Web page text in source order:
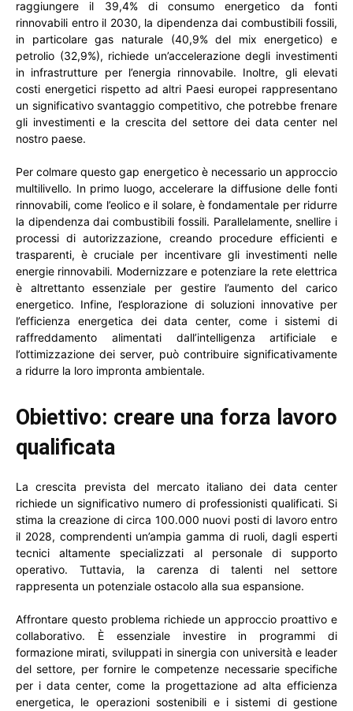
raggiungere il 39,4% di consumo energetico da fonti
rinnovabili entro il 2030, la dipendenza dai combustibili fossili,
in particolare gas naturale (40,9% del mix energetico) e
petrolio (32,9%), richiede un’accelerazione degli investimenti
in infrastrutture per l’energia rinnovabile. Inoltre, gli elevati
costi energetici rispetto ad altri Paesi europei rappresentano
un significativo svantaggio competitivo, che potrebbe frenare
gli investimenti e la crescita del settore dei data center nel
nostro paese.
Per colmare questo gap energetico è necessario un approccio
multilivello. In primo luogo, accelerare la diffusione delle fonti
rinnovabili, come l’eolico e il solare, è fondamentale per ridurre
la dipendenza dai combustibili fossili. Parallelamente, snellire i
processi di autorizzazione, creando procedure efficienti e
trasparenti, è cruciale per incentivare gli investimenti nelle
energie rinnovabili. Modernizzare e potenziare la rete elettrica
è altrettanto essenziale per gestire l’aumento del carico
energetico. Infine, l’esplorazione di soluzioni innovative per
l’efficienza energetica dei data center, come i sistemi di
raffreddamento alimentati dall’intelligenza artificiale e
l’ottimizzazione dei server, può contribuire significativamente
a ridurre la loro impronta ambientale.
Obiettivo: creare una forza lavoro
qualificata
La crescita prevista del mercato italiano dei data center
richiede un significativo numero di professionisti qualificati. Si
stima la creazione di circa 100.000 nuovi posti di lavoro entro
il 2028, comprendenti un’ampia gamma di ruoli, dagli esperti
tecnici altamente specializzati al personale di supporto
operativo. Tuttavia, la carenza di talenti nel settore
rappresenta un potenziale ostacolo alla sua espansione.
Affrontare questo problema richiede un approccio proattivo e
collaborativo. È essenziale investire in programmi di
formazione mirati, sviluppati in sinergia con università e leader
del settore, per fornire le competenze necessarie specifiche
per i data center, come la progettazione ad alta efficienza
energetica, le operazioni sostenibili e i sistemi di gestione